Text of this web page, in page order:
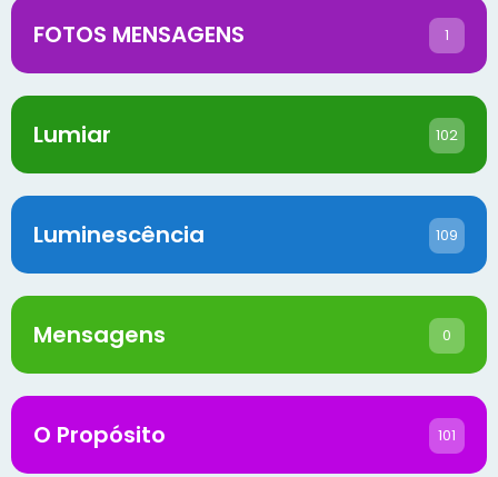
FOTOS MENSAGENS 1
Lumiar 102
Luminescência 109
Mensagens 0
O Propósito 101